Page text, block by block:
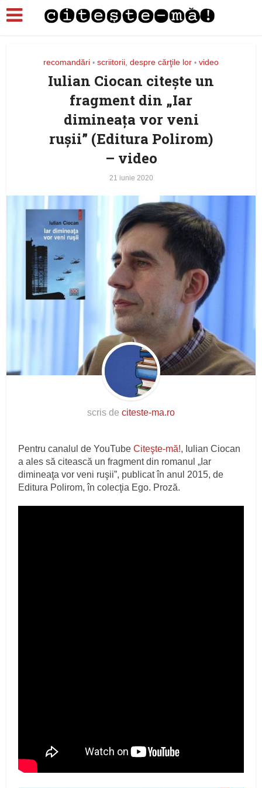
recomandări • scriitorii, despre cărţile lor • video
Iulian Ciocan citeşte un
fragment din „Iar
dimineaţa vor veni
ruşii” (Editura Polirom)
– video
21 iunie 2020
scris de citeste-ma.ro
Pentru canalul de YouTubeCiteşte-mă!, Iulian Ciocan
a ales să citească un fragment din romanul „Iar
dimineaţa vor veni ruşii”, publicat în anul 2015, de
Editura Polirom, în colecţia Ego. Proză.